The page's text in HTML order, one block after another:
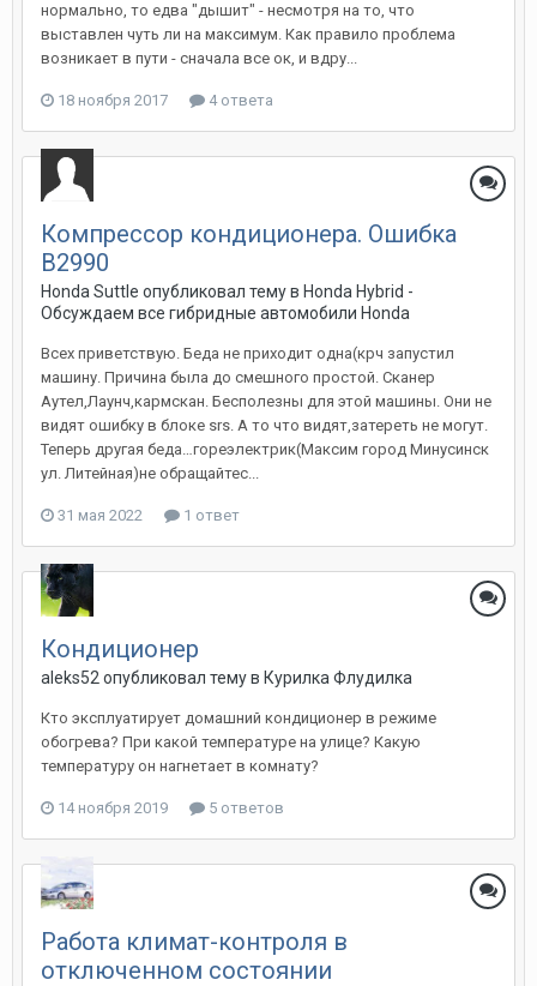
нормально, то едва "дышит" - несмотря на то, что
выставлен чуть ли на максимум. Как правило проблема
возникает в пути - сначала все ок, и вдру...
18 ноября 2017 4 ответа
Компрессор кондиционера. Ошибка
В2990
Honda Suttle опубликовал тему в Honda Hybrid -
Обсуждаем все гибридные автомобили Honda
Всех приветствую. Беда не приходит одна(крч запустил
машину. Причина была до смешного простой. Сканер
Аутел,Лаунч,кармскан. Бесполезны для этой машины. Они не
видят ошибку в блоке srs. А то что видят,затереть не могут.
Теперь другая беда…гореэлектрик(Максим город Минусинск
ул. Литейная)не обращайтес...
31 мая 2022 1 ответ
Кондиционер
aleks52 опубликовал тему в Курилка Флудилка
Кто эксплуатирует домашний кондиционер в режиме
обогрева? При какой температуре на улице? Какую
температуру он нагнетает в комнату?
14 ноября 2019 5 ответов
Работа климат-контроля в
отключенном состоянии